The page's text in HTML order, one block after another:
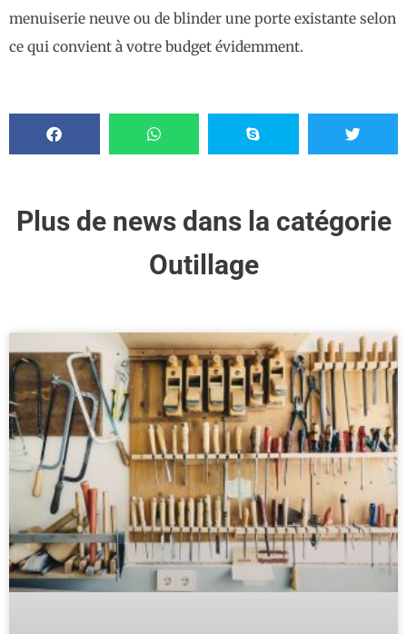
menuiserie neuve ou de blinder une porte existante selon
ce qui convient à votre budget évidemment.
Plus de news dans la catégorie
Outillage